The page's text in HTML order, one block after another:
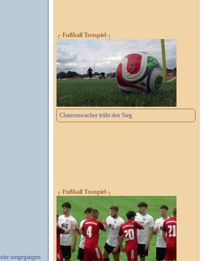
umgegangen
┌ Fußball Testspiel ┐
Chancenwucher trübt den Sieg
┌ Fußball Testspiel ┐